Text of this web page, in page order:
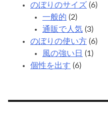
のぼりのサイズ (6)
一般的 (2)
通販で人気 (3)
のぼりの使い方 (6)
風の強い日 (1)
個性を出す (6)